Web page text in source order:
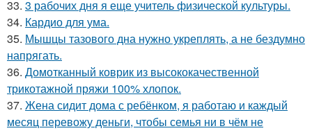
33. 3 рабочих дня я еще учитель физической культуры.
34. Кардио для ума.
35. Мышцы тазового дна нужно укреплять, а не бездумно
напрягать.
36. Домотканный коврик из высококачественной
трикотажной пряжи 100% хлопок.
37. Жена сидит дома с ребёнком, я работаю и каждый
месяц перевожу деньги, чтобы семья ни в чём не